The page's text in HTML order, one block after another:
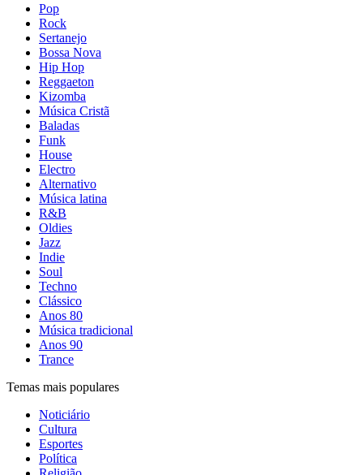
Pop
Rock
Sertanejo
Bossa Nova
Hip Hop
Reggaeton
Kizomba
Música Cristã
Baladas
Funk
House
Electro
Alternativo
Música latina
R&B
Oldies
Jazz
Indie
Soul
Techno
Clássico
Anos 80
Música tradicional
Anos 90
Trance
Temas mais populares
Noticiário
Cultura
Esportes
Política